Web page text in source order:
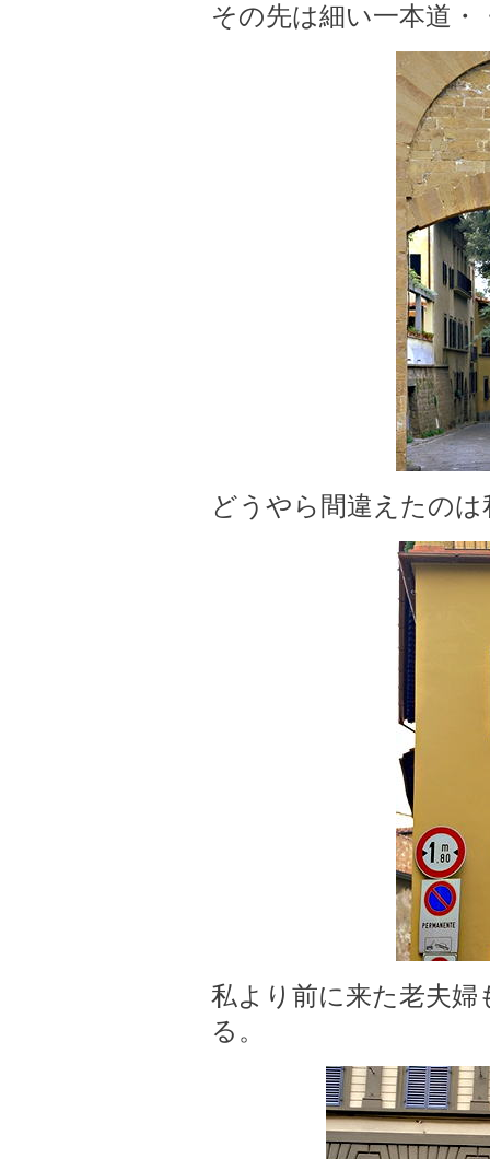
その先は細い一本道・
どうやら間違えたの
私より前に来た老夫
る。